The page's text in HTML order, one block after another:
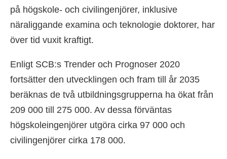
på högskole- och civilingenjörer, inklusive
näraliggande examina och teknologie doktorer, har
över tid vuxit kraftigt.
Enligt SCB:s Trender och Prognoser 2020
fortsätter den utvecklingen och fram till år 2035
beräknas de två utbildningsgrupperna ha ökat från
209 000 till 275 000. Av dessa förväntas
högskoleingenjörer utgöra cirka 97 000 och
civilingenjörer cirka 178 000.